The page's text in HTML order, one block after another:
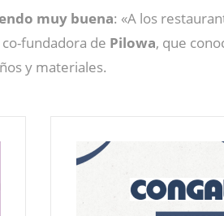
muy buena: «A los
co-fundadora de Pilowa, que
y materiales.